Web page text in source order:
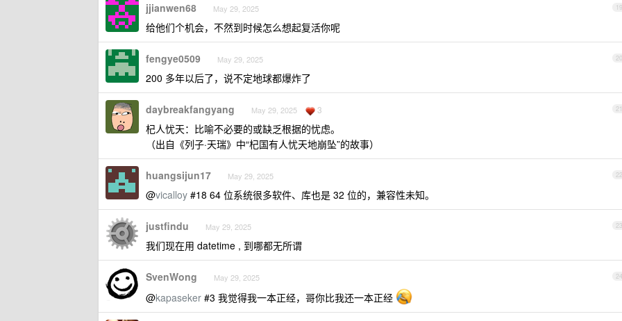
19
jjianwen68 May 29, 2025
给他们个机会，不然到时候怎么想起复活你呢
20
fengye0509 May 29, 2025
200 多年以后了，说不定地球都爆炸了
21
daybreakfangyang May 29, 2025 3
杞人忧天：比喻不必要的或缺乏根据的忧虑。
（出自《列子·天瑞》中“杞国有人忧天地崩坠”的故事）
22
huangsijun17 May 29, 2025
@vicalloy #18 64 位系统很多软件、库也是 32 位的，兼容性未知。
23
justfindu May 29, 2025
我们现在用 datetime , 到哪都无所谓
24
SvenWong May 29, 2025
@kapaseker #3 我觉得我一本正经，哥你比我还一本正经